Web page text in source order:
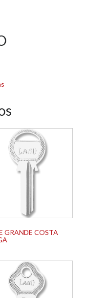
GRANDE COSTA